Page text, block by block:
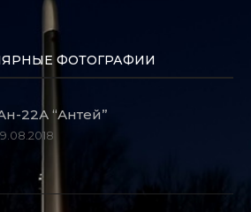
ФОТОГРАФИИ
22А “Антей”